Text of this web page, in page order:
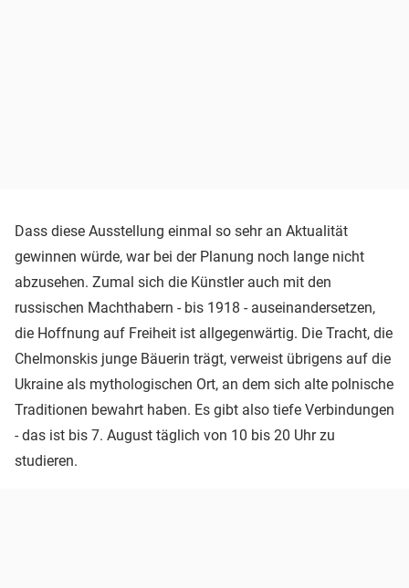
Dass diese Ausstellung einmal so sehr an Aktualität
gewinnen würde, war bei der Planung noch lange nicht
abzusehen. Zumal sich die Künstler auch mit den
russischen Machthabern - bis 1918 - auseinandersetzen,
die Hoffnung auf Freiheit ist allgegenwärtig. Die Tracht, die
Chelmonskis junge Bäuerin trägt, verweist übrigens auf die
Ukraine als mythologischen Ort, an dem sich alte polnische
Traditionen bewahrt haben. Es gibt also tiefe Verbindungen
- das ist bis 7. August täglich von 10 bis 20 Uhr zu
studieren.